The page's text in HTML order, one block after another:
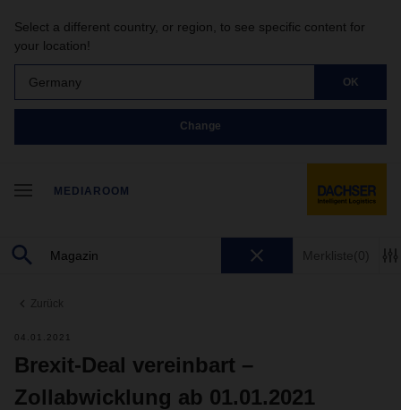
Select a different country, or region, to see specific content for
your location!
Germany OK
Change
MEDIAROOM
Merkliste(0)
Zurück
04.01.2021
Brexit-Deal vereinbart –
Zollabwicklung ab 01.01.2021